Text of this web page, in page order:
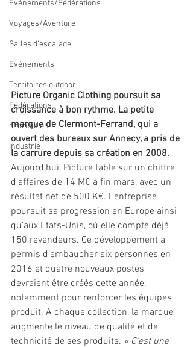
Evénements/Fédérations
Voyages/Aventure
Salles d'escalade
Evénements
Territoires outdoor
Fédérations
distribution
Industrie
Picture Organic Clothing poursuit sa
croissance à bon rythme. La petite
marque de Clermont-Ferrand, qui a
ouvert des bureaux sur Annecy, a pris de
la carrure depuis sa création en 2008.
Aujourd’hui, Picture table sur un chiffre
d’affaires de 14 M€ à fin mars, avec un
résultat net de 500 K€. L’entreprise
poursuit sa progression en Europe ainsi
qu’aux Etats-Unis, où elle compte déjà
150 revendeurs. Ce développement a
permis d’embaucher six personnes en
2016 et quatre nouveaux postes
devraient être créés cette année,
notamment pour renforcer les équipes
produit. A chaque collection, la marque
augmente le niveau de qualité et de
technicité de ses produits. « C’est une